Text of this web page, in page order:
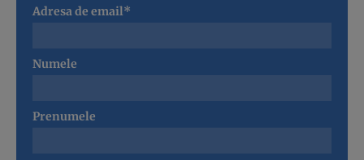
Adresa de email*
Numele
Prenumele